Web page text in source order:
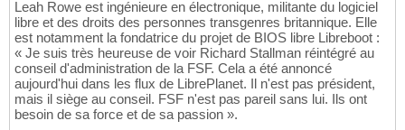
Leah Rowe est ingénieure en électronique, militante du logiciel
libre et des droits des personnes transgenres britannique. Elle
est notamment la fondatrice du projet de BIOS libre Libreboot :
« Je suis très heureuse de voir Richard Stallman réintégré au
conseil d'administration de la FSF. Cela a été annoncé
aujourd'hui dans les flux de LibrePlanet. Il n'est pas président,
mais il siège au conseil. FSF n'est pas pareil sans lui. Ils ont
besoin de sa force et de sa passion ».